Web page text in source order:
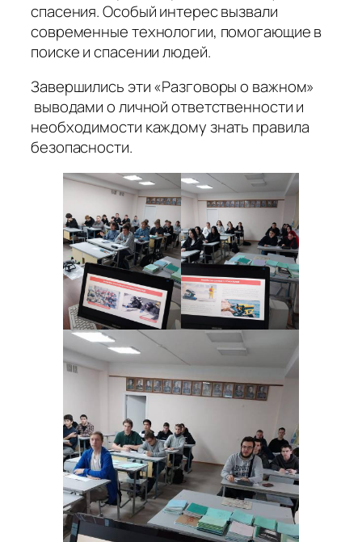
спасения. Особый интерес вызвали
современные технологии, помогающие в
поиске и спасении людей.
Завершились эти «Разговоры о важном»
выводами о личной ответственности и
необходимости каждому знать правила
безопасности.